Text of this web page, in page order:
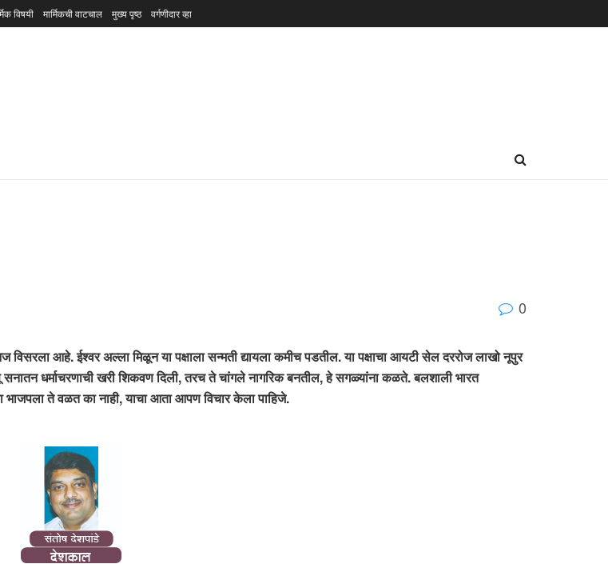
विषयी मार्मिकची वाटचाल मुख्य पृष्ठ वर्गणीदार व्हा
0
आहे. ईश्वर अल्ला मिळून या पक्षाला सन्मती द्यायला कमीच पडतील. या पक्षाचा आयटी सेल दररोज लाखो नूपुर
धर्माचरणाची खरी शिकवण दिली, तरच ते चांगले नागरिक बनतील, हे सगळ्यांना कळते. बलशाली भारत
ते वळत का नाही, याचा आता आपण विचार केला पाहिजे.